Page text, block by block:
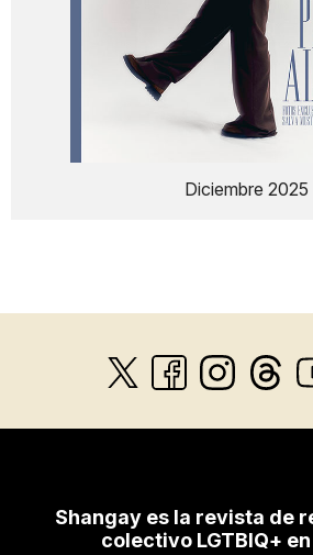
Diciembre 2025
Shangay es la revista de
colectivo LGTBIQ+